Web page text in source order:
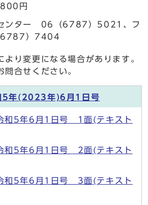
円
ンター 06（6787）5021、フ
）7404
より変更になる場合があります。
問合せください。
5年(2023年)6月1日号
和5年6月1日号 1面(テキスト
和5年6月1日号 2面(テキスト
和5年6月1日号 3面(テキスト